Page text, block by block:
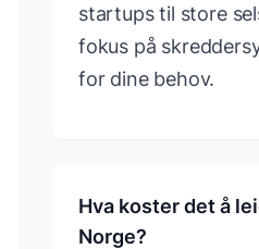
startups til store
fokus på
for dine behov.
Hva koster det å
Norge?